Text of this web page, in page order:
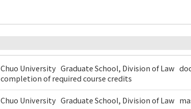
Chuo University Graduate School, Division of Law
completion of required course credits
Chuo University Graduate School, Division of Law